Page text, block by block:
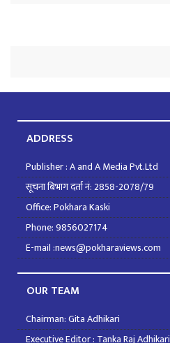
ADDRESS
Publisher : A and A Media Pvt.Ltd
सूचना बिभाग दर्ता नं: 2858-2078/79
Office: Pokhara Kaski
Phone: 9856027174
E-mail :news@pokharaviews.com
OUR TEAM
Chairman: Gita Adhikari
Executive Editor : Tanka Raj Adhikari